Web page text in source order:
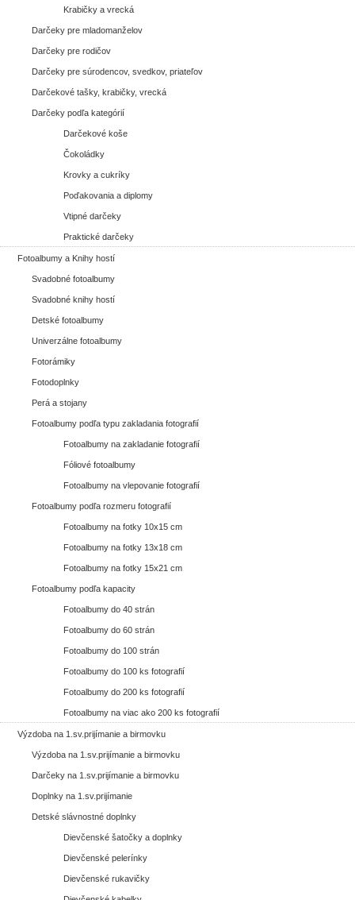
Krabičky a vrecká
Darčeky pre mladomanželov
Darčeky pre rodičov
Darčeky pre súrodencov, svedkov, priateľov
Darčekové tašky, krabičky, vrecká
Darčeky podľa kategórií
Darčekové koše
Čokoládky
Krovky a cukríky
Poďakovania a diplomy
Vtipné darčeky
Praktické darčeky
Fotoalbumy a Knihy hostí
Svadobné fotoalbumy
Svadobné knihy hostí
Detské fotoalbumy
Univerzálne fotoalbumy
Fotorámiky
Fotodoplnky
Perá a stojany
Fotoalbumy podľa typu zakladania fotografií
Fotoalbumy na zakladanie fotografií
Fóliové fotoalbumy
Fotoalbumy na vlepovanie fotografií
Fotoalbumy podľa rozmeru fotografií
Fotoalbumy na fotky 10x15 cm
Fotoalbumy na fotky 13x18 cm
Fotoalbumy na fotky 15x21 cm
Fotoalbumy podľa kapacity
Fotoalbumy do 40 strán
Fotoalbumy do 60 strán
Fotoalbumy do 100 strán
Fotoalbumy do 100 ks fotografií
Fotoalbumy do 200 ks fotografií
Fotoalbumy na viac ako 200 ks fotografií
Výzdoba na 1.sv.prijímanie a birmovku
Výzdoba na 1.sv.prijímanie a birmovku
Darčeky na 1.sv.prijímanie a birmovku
Doplnky na 1.sv.prijímanie
Detské slávnostné doplnky
Dievčenské šatočky a doplnky
Dievčenské pelerínky
Dievčenské rukavičky